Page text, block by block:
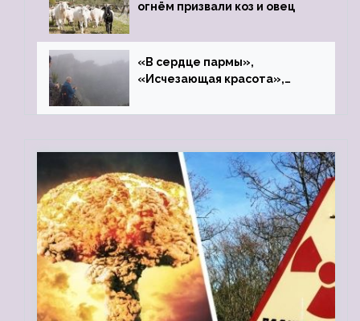
огнём призвали коз и овец
«В сердце пармы»,
«Исчезающая красота»,